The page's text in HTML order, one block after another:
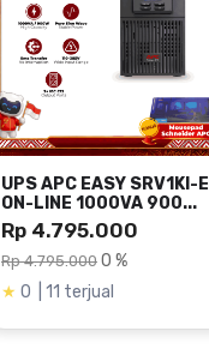
UPS APC EASY SRV1KI-E
ON-LINE 1000VA 900...
Rp 4.795.000
Rp 4.795.000 0 %
★ 0 | 11 terjual